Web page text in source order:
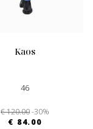
kaos
46
€ 120.00-30%
€ 84.00